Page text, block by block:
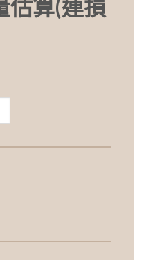
估算(連損